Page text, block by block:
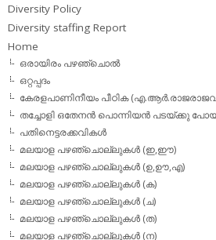
Diversity Policy
Diversity staffing Report
Home
ഒരായിരം പഴഞ്ചൊല്‍
ഒറ്റപ്പദം
കേരളപാണിനീയം പീഠിക
തച്ചോളി ഒതേനൻ പൊന്നിയൻ പടയ്‌ക്കു
പതിനെട്ടരക്കവികള്‍
മലയാള പഴഞ്ചൊല്ലുകള്‍ (ഇ,ഈ)
മലയാള പഴഞ്ചൊല്ലുകള്‍ (ഉ,ഊ,എ)
മലയാള പഴഞ്ചൊല്ലുകള്‍ (ക)
മലയാള പഴഞ്ചൊല്ലുകള്‍ (ച)
മലയാള പഴഞ്ചൊല്ലുകള്‍ (ത)
മലയാള പഴഞ്ചൊല്ലുകള്‍ (ന)